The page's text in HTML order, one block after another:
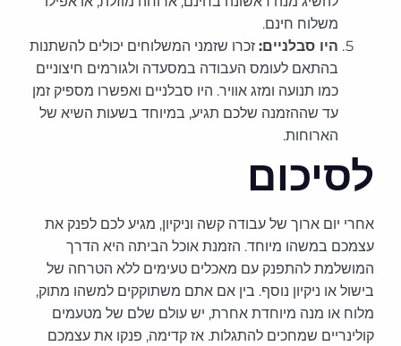
משלוח חינם.
היו סבלניים:זכרו שזמני המשלוחים יכולים להשתנות
בהתאם לעומס העבודה במסעדה ולגורמים חיצוניים
כמו תנועה ומזג אוויר. היו סבלניים ואפשרו מספיק זמן
עד שההזמנה שלכם תגיע, במיוחד בשעות השיא של
הארוחות.
לסיכום
אחרי יום ארוך של עבודה קשה וניקיון, מגיע לכם לפנק את
עצמכם במשהו מיוחד. הזמנת אוכל הביתה היא הדרך
המושלמת להתפנק עם מאכלים טעימים ללא הטרחה של
בישול או ניקיון נוסף. בין אם אתם משתוקקים למשהו מתוק,
מלוח או מנה מיוחדת אחרת, יש עולם שלם של מטעמים
קולינריים שמחכים להתגלות. אז קדימה, פנקו את עצמכם